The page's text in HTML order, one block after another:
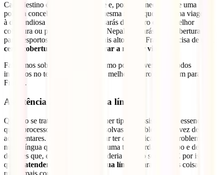
Cada destino é um mundo à parte e, portanto, necessita de uma
política concebida para ele. Da mesma forma que para uma viagem
à dispendiosa Nova Iorque precisarás do seguro com a melhor
cobertura ou para um
ao Nepal desejarás uma cobertura
para desportos de aventura do mais alto nível, França precisa de uma
certa cobertura para te assegurar a melhor viagem.
Falaremos sobre eles abaixo e, como poderás ver, estão todos
incluídos no teu
, o melhor seguro de viagem para
França.
Assistência 24 horas na tua língua
Quando se trata de receber qualquer tipo de assistência, é essencial
que o processo seja fácil e que resolvas os problemas em vez de os
acrescentares. Consegues imaginar ter de explicar o teu problema
numa língua que não falas? Seria uma total perda de tempo e de
detalhes que, em casos graves, poderia mesmo ser vital. É por isso
que te atenderemos sempre na tua língua
para tornar as coisas
muito mais confortáveis para ti.